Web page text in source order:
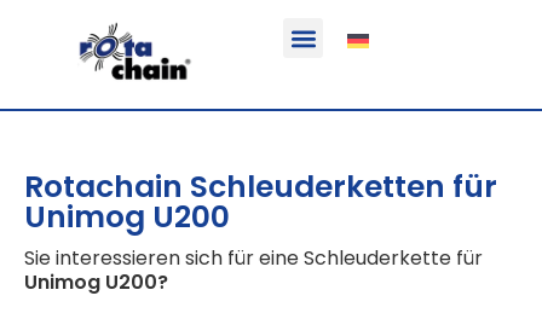
Rotachain Schleuderketten für
Unimog U200
Sie interessieren sich für eine Schleuderkette für
Unimog U200?